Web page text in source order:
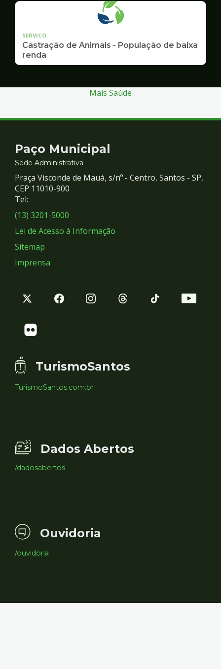
SERVICO
Castração de Animais - População de baixa
renda
Mais Saúde
Contato
e
Redes
Sociais
Paço Municipal
Sede Administrativa
Praça Visconde de Mauá, s/nº - Centro, Santos - SP,
CEP 11010-900
Tel:
(13) 3201-5000
Lei de Acesso à Informação
Sitemap
Imprensa
TurismoSantos
TurismoSantos.com.br
Dados Abertos
/dadosabertos
Ouvidoria
/ouvidoria